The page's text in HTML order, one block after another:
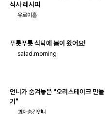
식사 레시피
유로이홈
푸릇푸릇 식탁에 봄이 왔어요!
salad.morning
언니가 숨겨놓은 "오리스테이크 만들
기"
과자숨긴언니